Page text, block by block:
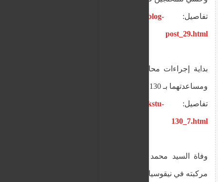
تفاصيل: https://www.alnourr.org/2025/10/blog-
post_29.html
ومساعدتهما بـ 130 تهمة تزوير و بيع شهادات
تفاصيل: https://www.alnourr.org/2025/10/kstu-
130_7.html
وفاة السيد محمد ازدمير بعد فقدانه السيطرة على
مركبته في نيقوسيا صباح اليوم